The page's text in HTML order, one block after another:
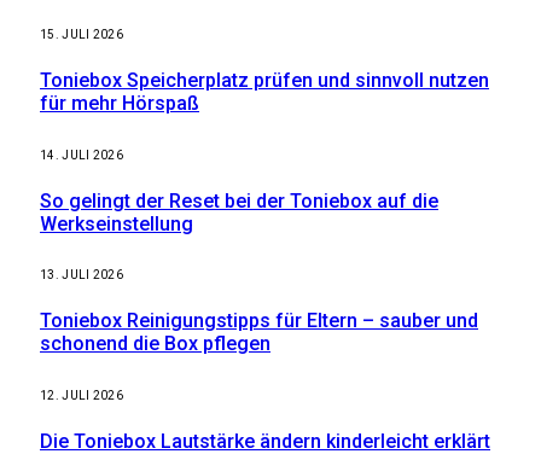
15. JULI 2026
Toniebox Speicherplatz prüfen und sinnvoll nutzen
für mehr Hörspaß
14. JULI 2026
So gelingt der Reset bei der Toniebox auf die
Werkseinstellung
13. JULI 2026
Toniebox Reinigungstipps für Eltern – sauber und
schonend die Box pflegen
12. JULI 2026
Die Toniebox Lautstärke ändern kinderleicht erklärt